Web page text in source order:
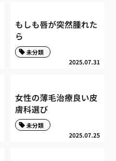
もしも唇が突然腫れた
ら
2025.07.31
未分類
女性の薄毛治療良い皮
膚科選び
2025.07.25
未分類